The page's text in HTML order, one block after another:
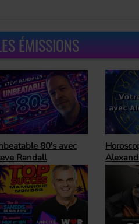
ÉMISSIONS
Hebdo avec
Aubry,
Ready